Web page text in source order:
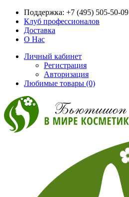
Поддержка: +7 (495) 505-50-09
Клуб профессионалов
Доставка
О Нас
Личный кабинет
Регистрация
Авторизация
Любимые товары (0)